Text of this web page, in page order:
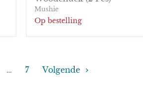
(2
Pcs)
Mushie
Op bestelling
… 7 Volgende